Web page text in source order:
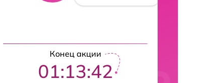
Конец акции
01:13:41